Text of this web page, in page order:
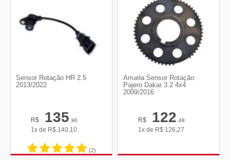
Sensor Rotação HR 2.5
2013/2022
R$ 135,90
1x de R$ 140,10
(2)
Arruela Sensor Rotação
Pajero Dakar 3.2 4x4
2009/2016
R$ 122,48
1x de R$ 126,27